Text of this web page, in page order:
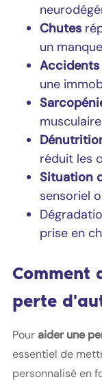
Chutes
un
Accidents
une
réduit les
Situation
sensoriel
prise en
Comment
perte
Pouraider une
essentiel de
personnalisé en